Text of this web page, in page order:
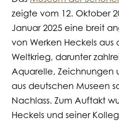
zeigte vom 12. Oktober
Januar 2025 eine breit
von Werken Heckels aus
Weltkrieg, darunter
Aquarelle, Zeichnungen
aus deutschen Museen
Nachlass. Zum Auftakt
Heckels und seiner